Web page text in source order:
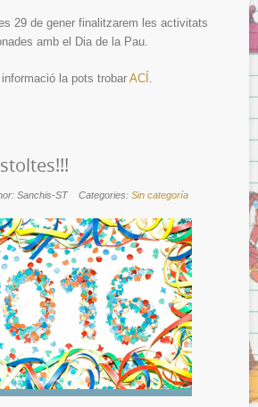
29 de gener finalitzarem les activitats
amb el Dia de la Pau.
la pots trobar ACÍ .
Sanchis-ST Categories: Sin categoría